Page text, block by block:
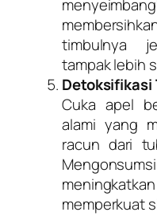
timbulnya
tampak lebih
Detoksifikasi
Cuka apel
alami yang
racun dari
memperkuat